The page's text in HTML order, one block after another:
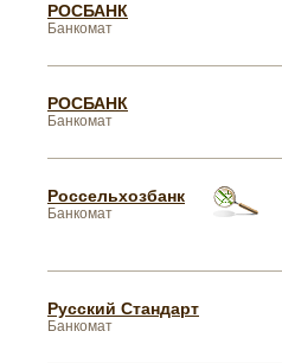
РОСБАНК
Банкомат
РОСБАНК
Банкомат
Россельхозбанк
Банкомат
Русский Стандарт
Банкомат